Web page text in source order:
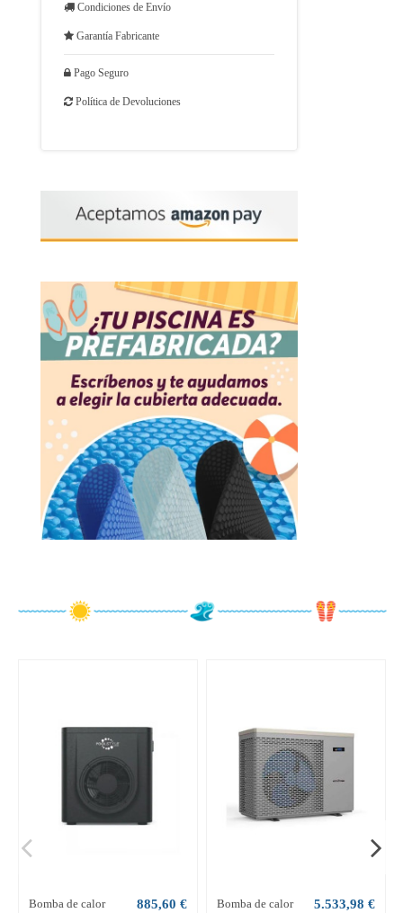
Condiciones de Envío
Garantía Fabricante
Pago Seguro
 Política de Devoluciones
Bomba de calor
885,60 €
Bomba de calor
5.533,98 €